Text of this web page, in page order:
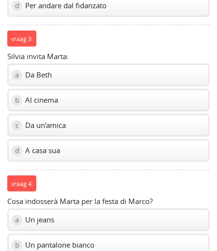
d Per andare dal fidanzato
vraag 3:
Silvia invita Marta:
a Da Beth
b Al cinema
c Da un’amica
d A casa sua
vraag 4:
Cosa indosserà Marta per la festa di Marco?
a Un jeans
b Un pantalone bianco